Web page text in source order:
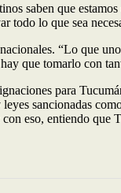
saben que
todo lo que sea
“Lo que
que tomarlo con
para
sancionadas
eso, entiendo que